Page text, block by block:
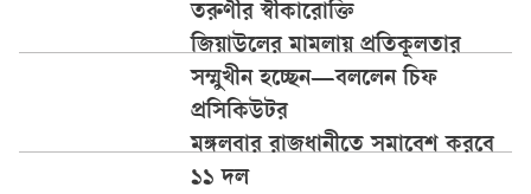
তরুণীর স্বীকারোক্তি
জিয়াউলের মামলায় প্রতিকূলতার
সম্মুখীন হচ্ছেন­—বললেন চিফ
প্রসিকিউটর
মঙ্গলবার রাজধানীতে সমাবেশ করবে
১১ দল